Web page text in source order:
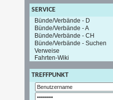
SERVICE
Bünde/Verbände - D
Bünde/Verbände - A
Bünde/Verbände - CH
Bünde/Verbände - Suchen
Verweise
Fahrten-Wiki
TREFFPUNKT